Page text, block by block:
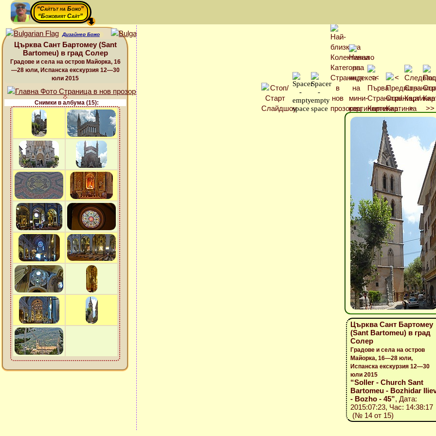
“Сайтът на Божо”
“Божовият Сайт”
Дизайнер Божо
Църква Сант Бартомеу (Sant
Bartomeu) в град Солер
Градове и села на остров Майорка, 16
—28 юли, Испанска екскурзия 12—30
юли 2015
Снимки в албума (15):
Църква Сант Бартомеу
(Sant Bartomeu) в град
Солер
Градове и села на остров
Майорка, 16—28 юли,
Испанска екскурзия 12—30
юли 2015
“Soller - Church Sant
Bartomeu - Bozhidar
- Bozho - 45”, Дата:
2015:07:23, Час: 14:38:17
(№ 14 от 15)